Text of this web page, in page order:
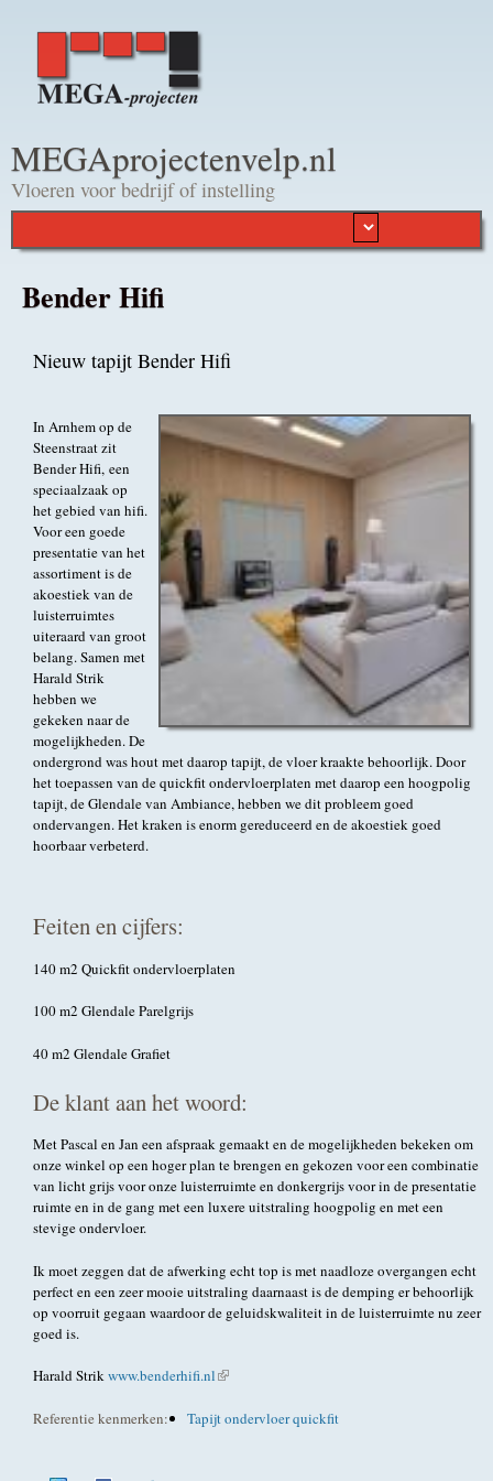
MEGAprojectenvelp.nl
Vloeren voor bedrijf of instelling
Bender Hifi
Nieuw tapijt Bender Hifi
In Arnhem op de
Steenstraat zit
Bender Hifi, een
speciaalzaak op
het gebied van hifi.
Voor een goede
presentatie van het
assortiment is de
akoestiek van de
luisterruimtes
uiteraard van groot
belang. Samen met
Harald Strik
hebben we
gekeken naar de
mogelijkheden. De
ondergrond was hout met daarop tapijt, de vloer kraakte behoorlijk. Door
het toepassen van de quickfit ondervloerplaten met daarop een hoogpolig
tapijt, de Glendale van Ambiance, hebben we dit probleem goed
ondervangen. Het kraken is enorm gereduceerd en de akoestiek goed
hoorbaar verbeterd.
Feiten en cijfers:
140 m2 Quickfit ondervloerplaten
100 m2 Glendale Parelgrijs
40 m2 Glendale Grafiet
De klant aan het woord:
Met Pascal en Jan een afspraak gemaakt en de mogelijkheden bekeken om
onze winkel op een hoger plan te brengen en gekozen voor een combinatie
van licht grijs voor onze luisterruimte en donkergrijs voor in de presentatie
ruimte en in de gang met een luxere uitstraling hoogpolig en met een
stevige ondervloer.
Ik moet zeggen dat de afwerking echt top is met naadloze overgangen echt
perfect en een zeer mooie uitstraling daarnaast is de demping er behoorlijk
op voorruit gegaan waardoor de geluidskwaliteit in de luisterruimte nu zeer
goed is.
Harald Strikwww.benderhifi.nl(externe link)
Referentie kenmerken: Tapijt ondervloer quickfit